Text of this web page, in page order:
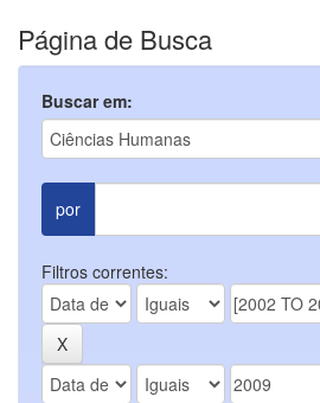
Página de Busca
Buscar em:
por
Filtros correntes: